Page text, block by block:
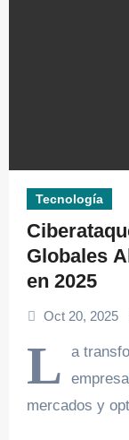
Tecnología
Globales
en 2025
Oct 20, 2025
L
a
mercados y